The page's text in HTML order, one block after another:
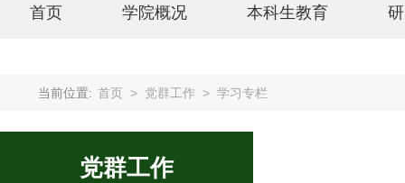
首页 学院概况 本科生教育
当前位置: 首页 > 党群工作 > 学习专栏
党群工作